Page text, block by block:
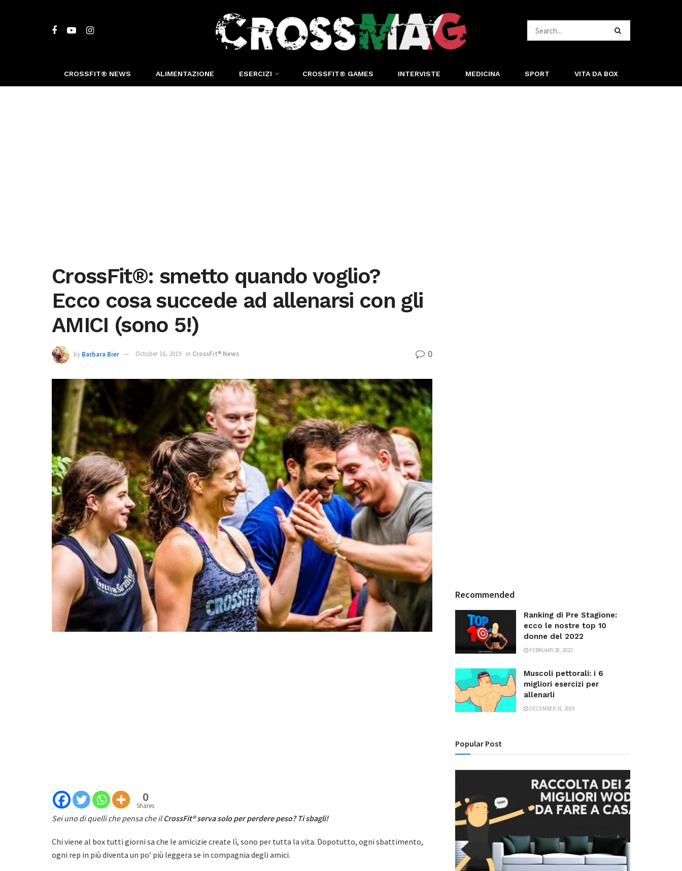
CROSSFIT® NEWS ALIMENTAZIONE ESERCIZI CROSSFIT® GAMES INTERVISTE MEDICINA SPORT VITA DA BOX
CrossFit®: smetto quando voglio?
Ecco cosa succede ad allenarsi con gli
AMICI (sono 5!)
by Barbara Bier October 16, 2019 in CrossFit® News 0
0
Shares
Sei uno di quelli che pensa che ilCrossFit® serva solo per perdere peso? Ti sbagli!
Chi viene al box tutti giorni sa che le amicizie create lì, sono per tutta la vita. Dopotutto, ogni sbattimento,
ogni rep in più diventa un po’ più leggera se in compagnia degli amici.
Recommended
Ranking di Pre Stagione:
ecco le nostre top 10
donne del 2022
FEBRUARY 28, 2022
Muscoli pettorali: i 6
migliori esercizi per
allenarli
DECEMBER 31, 2019
Popular Post